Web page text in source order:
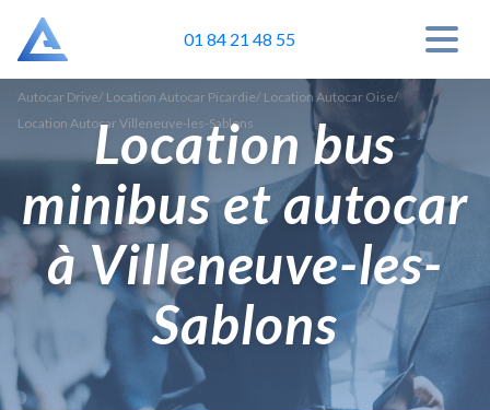
01 84 21 48 55
Autocar Drive/ Location Autocar Picardie/ Location Autocar Oise/
Location Autocar Villeneuve-les-Sablons
Location bus
minibus et autocar
à Villeneuve-les-
Sablons